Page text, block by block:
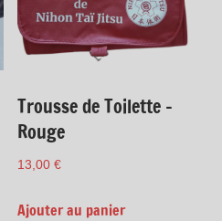
Trousse de Toilette –
Rouge
13,00€
Ajouter au panier